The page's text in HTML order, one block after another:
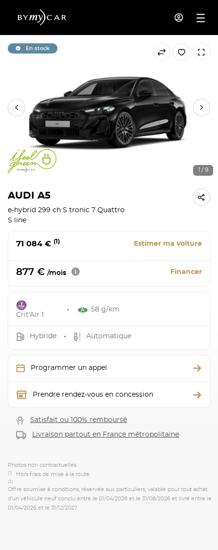
En stock
1 / 9
AUDI A5
e-hybrid 299 ch S tronic 7 Quattro
S line
71 084 € (1) Estimer ma voiture
877 € /mois Financer
Crit'Air 1
58 g/km
Hybride Automatique
Programmer un appel
Prendre rendez-vous en concession
Satisfait ou 100% remboursé
Livraison partout en France métropolitaine
Photos non contractuelles
(1) Hors frais de mise à la route.
(2)
Offre soumise à conditions, réservée aux particuliers, valable pour tout achat
d'un véhicule neuf conclu entre le 01/04/2026 et le 31/08/2026 et livré entre le
01/04/2026 et le 31/12/2027